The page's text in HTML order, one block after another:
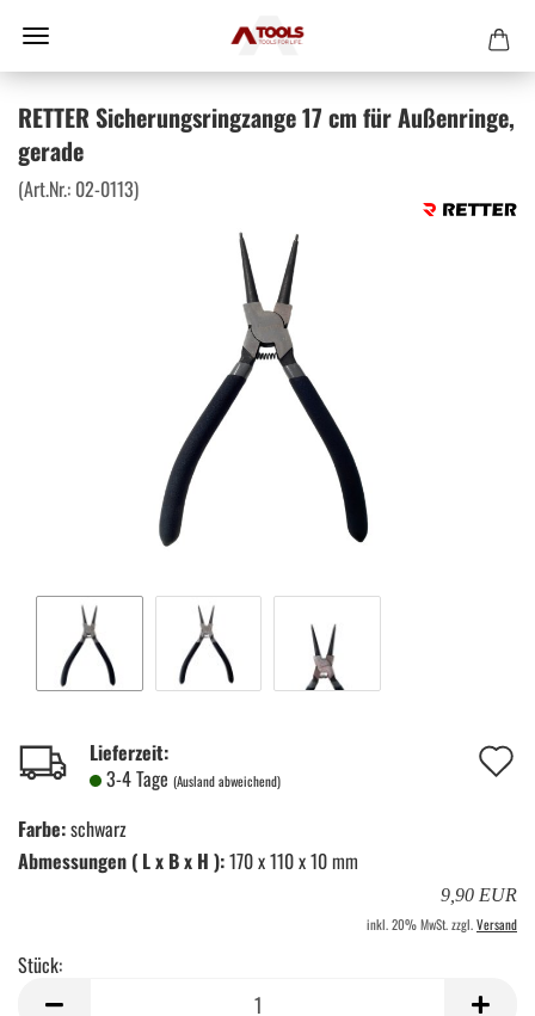
RETTER Sicherungsringzange 17 cm für Außenringe,
gerade
(Art.Nr.: 02-0113)
Lieferzeit:
3-4 Tage (Ausland abweichend)
Farbe:schwarz
Abmessungen ( L x B x H ):170 x 110 x 10 mm
9,90 EUR
inkl. 20% MwSt. zzgl.Versand
Stück: